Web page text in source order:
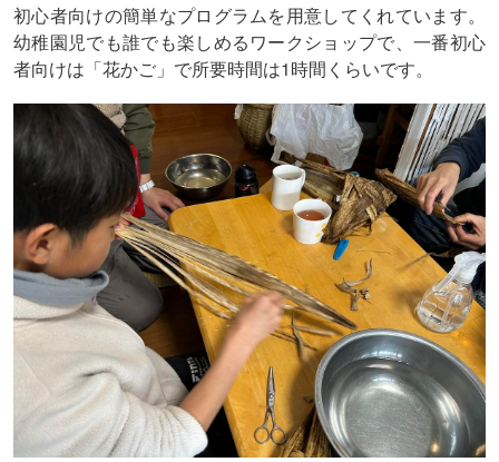
初心者向けの簡単なプログラムを用意してくれています。
幼稚園児でも誰でも楽しめるワークショップで、一番初心
者向けは「花かご」で所要時間は1時間くらいです。